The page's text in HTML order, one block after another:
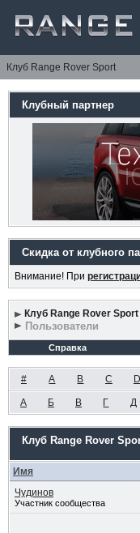
Клуб Range Rover Sport
Клубный партнер
Скидка от клубного
Внимание! При
Клуб Range Rover Sport
Пользователи
Справка
# A B C D
А Б В Г Д
Клуб Range Rover
Имя
Чудинов
Участник сообщества